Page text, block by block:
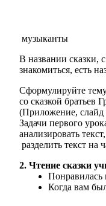
музыканты
В названии сказки,
знакомиться, есть
Сформулируйте
со сказкой братьев
(Приложение, слайд
Задачи первого
анализировать
разделить текст на
2. Чтение сказки
Понравилась
Когда вам